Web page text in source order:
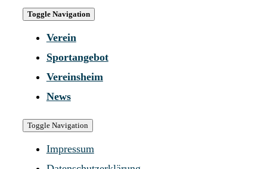
Toggle Navigation
Verein
Sportangebot
Vereinsheim
News
Toggle Navigation
Impressum